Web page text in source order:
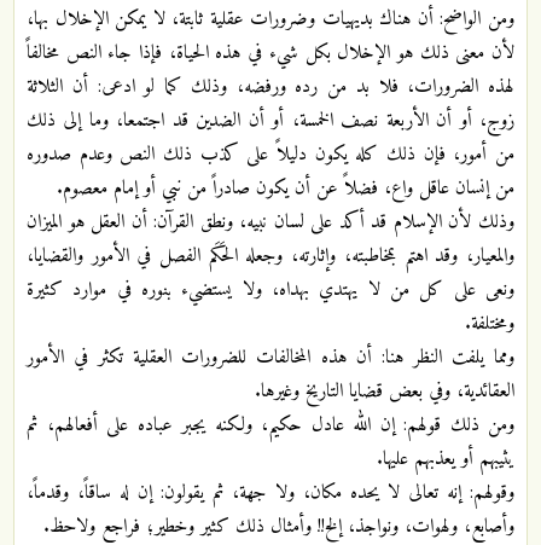
ومن الواضح: أن هناك بديهيات وضرورات عقلية ثابتة، لا يمكن الإخلال بها،
لأن معنى ذلك هو الإخلال بكل شيء في هذه الحياة، فإذا جاء النص مخالفاً
لهذه الضرورات، فلا بد من رده ورفضه، وذلك كما لو ادعى: أن الثلاثة
زوج، أو أن الأربعة نصف الخمسة، أو أن الضدين قد اجتمعا، وما إلى ذلك
من أمور، فإن ذلك كله يكون دليلاً على كذب ذلك النص وعدم صدوره
من إنسان عاقل واع، فضلاً عن أن يكون صادراً من نبي أو إمام معصوم.
وذلك لأن الإسلام قد أكد على لسان نبيه، ونطق القرآن: أن العقل هو الميزان
والمعيار، وقد اهتم بمخاطبته، وإثارته، وجعله الحَكَم الفصل في الأمور والقضايا،
ونعى على كل من لا يهتدي بهداه، ولا يستضيء بنوره في موارد كثيرة
ومختلفة.
ومما يلفت النظر هنا: أن هذه المخالفات للضرورات العقلية تكثر في الأمور
العقائدية، وفي بعض قضايا التاريخ وغيرها.
ومن ذلك قولهم: إن الله عادل حكيم، ولكنه يجبر عباده على أفعالهم، ثم
يثيبهم أو يعذبهم عليها.
وقولهم: إنه تعالى لا يحده مكان، ولا جهة، ثم يقولون: إن له ساقاً، وقدماً،
وأصابع، ولهوات، ونواجذ، إلخ!! وأمثال ذلك كثير وخطير؛ فراجع ولاحظ.